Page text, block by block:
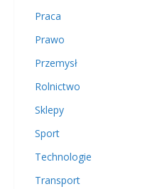
Praca
Prawo
Przemysł
Rolnictwo
Sklepy
Sport
Technologie
Transport